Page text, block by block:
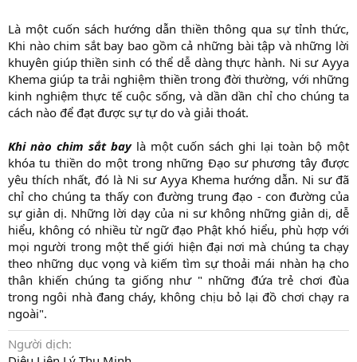
Là một cuốn sách hướng dẫn thiền thông qua sự tỉnh thức,
Khi nào chim sắt bay bao gồm cả những bài tập và những lời
khuyên giúp thiền sinh có thể dễ dàng thực hành. Ni sư Ayya
Khema giúp ta trải nghiệm thiền trong đời thường, với những
kinh nghiệm thực tế cuộc sống, và dần dần chỉ cho chúng ta
cách nào để đạt được sự tự do và giải thoát.
Khi nào chim sắt baylà một cuốn sách ghi lại toàn bộ một
khóa tu thiền do một trong những Đạo sư phương tây được
yêu thích nhất, đó là Ni sư Ayya Khema hướng dẫn. Ni sư đã
chỉ cho chúng ta thấy con đường trung đạo - con đường của
sự giản dị. Những lời dạy của ni sư không những giản dị, dễ
hiểu, không có nhiều từ ngữ đạo Phật khó hiểu, phù hợp với
mọi người trong một thế giới hiện đại nơi mà chúng ta chạy
theo những dục vọng và kiếm tìm sự thoải mái nhàn hạ cho
thân khiến chúng ta giống như " những đứa trẻ chơi đùa
trong ngôi nhà đang cháy, không chịu bỏ lại đồ chơi chạy ra
ngoài".​
Người dịch